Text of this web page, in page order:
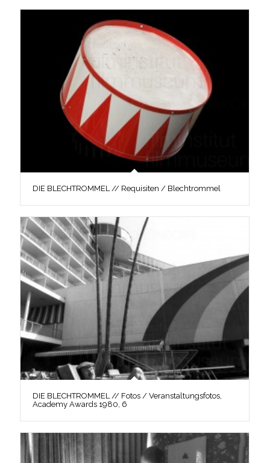
DIE BLECHTROMMEL // Requisiten / Blechtrommel
DIE BLECHTROMMEL // Fotos / Veranstaltungsfotos,
Academy Awards 1980, 6